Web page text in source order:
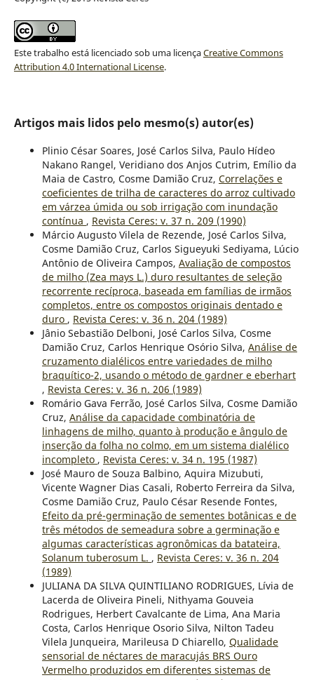
Este trabalho está licenciado sob uma licençaCreative Commons
Attribution 4.0 International License.
Artigos mais lidos pelo mesmo(s) autor(es)
Plinio César Soares, José Carlos Silva, Paulo Hídeo
Nakano Rangel, Veridiano dos Anjos Cutrim, Emílio da
Maia de Castro, Cosme Damião Cruz, Correlações e
coeficientes de trilha de caracteres do arroz cultivado
em várzea úmida ou sob irrigação com inundação
contínua , Revista Ceres: v. 37 n. 209 (1990)
Márcio Augusto Vilela de Rezende, José Carlos Silva,
Cosme Damião Cruz, Carlos Sigueyuki Sediyama, Lúcio
Antônio de Oliveira Campos, Avaliação de compostos
de milho (Zea mays L.) duro resultantes de seleção
recorrente recíproca, baseada em famílias de irmãos
completos, entre os compostos originais dentado e
duro , Revista Ceres: v. 36 n. 204 (1989)
Jânio Sebastião Delboni, José Carlos Silva, Cosme
Damião Cruz, Carlos Henrique Osório Silva, Análise de
cruzamento dialélicos entre variedades de milho
braquítico-2, usando o método de gardner e eberhart
, Revista Ceres: v. 36 n. 206 (1989)
Romário Gava Ferrão, José Carlos Silva, Cosme Damião
Cruz, Análise da capacidade combinatória de
linhagens de milho, quanto à produção e ângulo de
inserção da folha no colmo, em um sistema dialélico
incompleto , Revista Ceres: v. 34 n. 195 (1987)
José Mauro de Souza Balbino, Aquira Mizubuti,
Vicente Wagner Dias Casali, Roberto Ferreira da Silva,
Cosme Damião Cruz, Paulo César Resende Fontes,
Efeito da pré-germinação de sementes botânicas e de
três métodos de semeadura sobre a germinação e
algumas características agronômicas da batateira,
Solanum tuberosum L. , Revista Ceres: v. 36 n. 204
(1989)
JULIANA DA SILVA QUINTILIANO RODRIGUES, Lívia de
Lacerda de Oliveira Pineli, Nithyama Gouveia
Rodrigues, Herbert Cavalcante de Lima, Ana Maria
Costa, Carlos Henrique Osorio Silva, Nilton Tadeu
Vilela Junqueira, Marileusa D Chiarello, Qualidade
sensorial de néctares de maracujás BRS Ouro
Vermelho produzidos em diferentes sistemas de